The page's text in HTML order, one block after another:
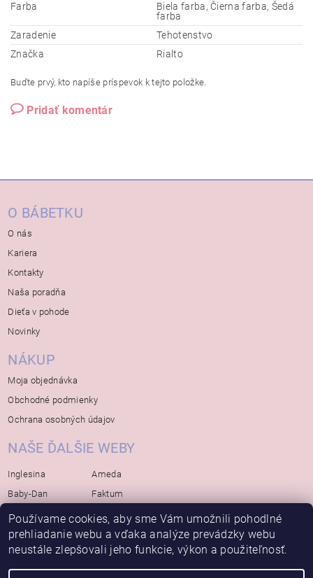
Farba
Biela farba, Čierna farba, Šedá
farba
Zaradenie
Tehotenstvo
Značka
Rialto
Buďte prvý, kto napíše príspevok k tejto položke.
Pridať komentár
O BÁBETKU
O nás
Kariera
Kontakty
Naša poradňa
Dieťa v pohode
Novinky
NÁKUP
Moja objednávka
Obchodné podmienky
Ochrana osobných údajov
NAŠE ĎALŠIE WEBY
Inglesina
Baby-Dan
Rialto
Bébé-Jou
Avova
Ameda
Faktum
Koelstra
Bambino-Mio
Používame cookies, aby sme Vám umožnili pohodlné
prehliadanie webu a vďaka analýze prevádzky webu
neustále zlepšovali jeho funkcie, výkon a použiteľnosť.